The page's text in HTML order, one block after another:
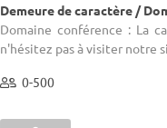
Demeure de caractère /
Domaine conférence : La
n'hésitez pas à visiter notre
0-500